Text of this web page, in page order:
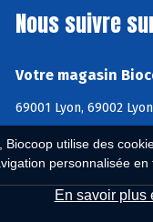
utilise des
personnalisée
En savoir plus
Nous suivre
Votre magasin
69001 Lyon, 69002